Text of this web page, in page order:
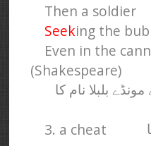
Then a soldier
Seeking the
Even in the
(Shakespeare)
بلبلا نام کا
3. a cheat